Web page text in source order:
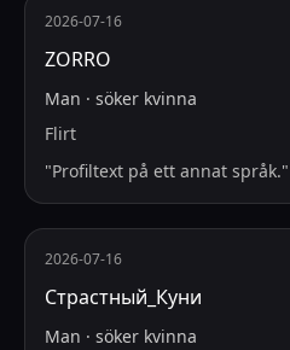
2026-07-16
ZORRO
Man · söker kvinna
Flirt
"Profiltext på ett annat språk."
2026-07-16
Страстный_Куни
Man · söker kvinna